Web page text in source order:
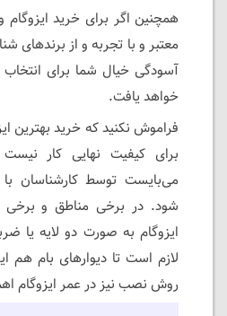
همچنین اگر برای خرید ایزوگام
معتبر و با تجربه و از برندهای
آسودگی خیال شما برای انتخاب
خواهد یافت.
فراموش نکنید که خرید بهترین
برای کیفیت نهایی کار
می‌بایست توسط کارشناسان
شود. در برخی مناطق و برخی
ایزوگام به صورت دو لایه یا
لازم است تا دیوارهای بام هم
روش نصب نیز در عمر ایزوگام